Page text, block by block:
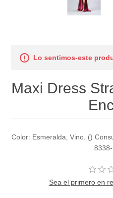
Lo sentimos-este
Maxi Dress
Color: Esmeralda, Vino. ()
Sea el primero en